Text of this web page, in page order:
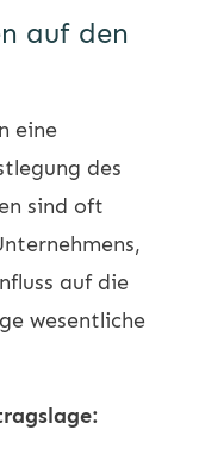
auf den
eine
des
sind oft
auf die
wesentliche